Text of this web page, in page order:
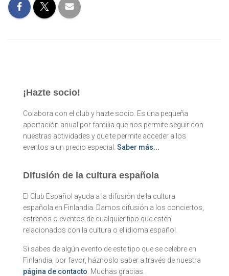
¡Hazte socio!
Colabora con el club y hazte socio. Es una pequeña
aportación anual por familia que nos permite seguir con
nuestras actividades y que te permite acceder a los
eventos a un precio especial. Saber más...
Difusión de la cultura española
El Club Español ayuda a la difusión de la cultura
española en Finlandia. Damos difusión a los conciertos,
estrenos o eventos de cualquier tipo que estén
relacionados con la cultura o el idioma español.
Si sabes de algún evento de este tipo que se celebre en
Finlandia, por favor, háznoslo saber a través de nuestra
página de contacto . Muchas gracias.